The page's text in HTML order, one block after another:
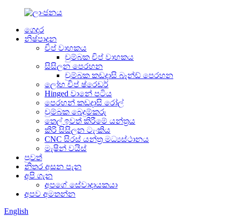
ගෙදර
නිෂ්පාදන
චිප් වාහකය
චුම්බක චිප් වාහකය
සිසිලන පෙරහන
චුම්බක කඩදාසි බෑන්ඩ් පෙරහන
ලෝහ චිප් ෂ්රෙඩර්
Hinged වානේ පටිය
පෙරහන් කඩදාසි රෝල්
චුම්බක බෙදුම්කරු
තෙල් ඉවත් කිරීමේ යන්ත්‍රය
කිරි සිසිලන ටැංකිය
CNC සිරස් යන්ත්‍ර මධ්‍යස්ථානය
මැෂින් වයිස්
පුවත්
නිතර අසන පැන
අපි ගැන
අපගේ සේවාදායකයා
අපව අමතන්න
English